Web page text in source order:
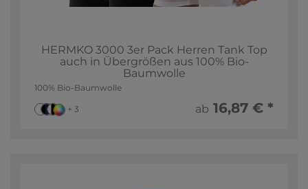
HERMKO 3000 3er Pack Herren Tank Top
auch in Übergrößen aus 100% Bio-
Baumwolle
100% Bio-Baumwolle
+ 3 ab 16,87 € *